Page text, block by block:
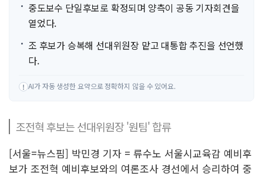
중도보수 단일후보로 확정되며 양측이 공동 기자회견을
열었다.
조 후보가 승복해 선대위원장 맡고 대통합 추진을 선언했
다.
! AI가 자동 생성한 요약으로 정확하지 않을 수 있어요.
조전혁 후보는 선대위원장 '원팀' 합류
[서울=뉴스핌] 박민경 기자 = 류수노 서울시교육감 예비후
보가 조전혁 예비후보와의 여론조사 경선에서 승리하여 중